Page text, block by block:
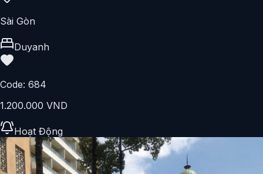
Sài Gòn
Duyanh
Code: 684
1.200.000 VND
Hoạt Động